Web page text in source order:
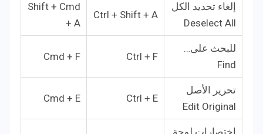
إلغاء تحديد الكل
Deselect All
Ctrl + Shift + A
Shift + Cmd
+ A
للبحث على…
Find
Ctrl + F
Cmd + F
تحرير الأصل
Edit Original
Ctrl + E
Cmd + E